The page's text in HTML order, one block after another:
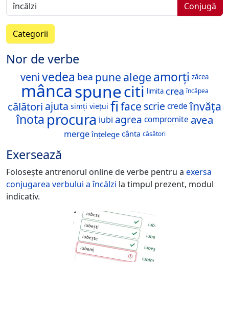
Conjugă
Categorii
Nor de verbe
venivedea bea pune alege amorți zăcea
mâncaspuneciti limita crea încăpea
călători ajuta simți viețui fi face scrie crede învăța
înota procura iubi agrea compromite avea
merge înțelege cânta căsători
Exersează
Folosește antrenorul online de verbe pentru a exersa
conjugarea verbului a încălzi la timpul prezent, modul
indicativ.